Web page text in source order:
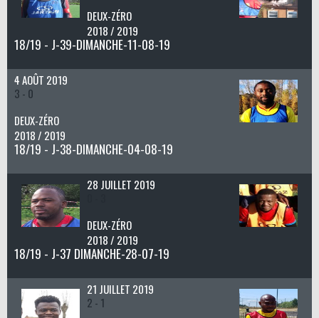
DEUX-ZÉRO
2018 / 2019
18/19 - J-39-DIMANCHE-11-08-19
4 AOÛT 2019
3 - 0
DEUX-ZÉRO
2018 / 2019
18/19 - J-38-DIMANCHE-04-08-19
28 JUILLET 2019
DEUX-ZÉRO
2018 / 2019
18/19 - J-37 DIMANCHE-28-07-19
21 JUILLET 2019
2 - 1